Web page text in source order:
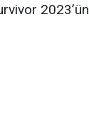
2023’ün